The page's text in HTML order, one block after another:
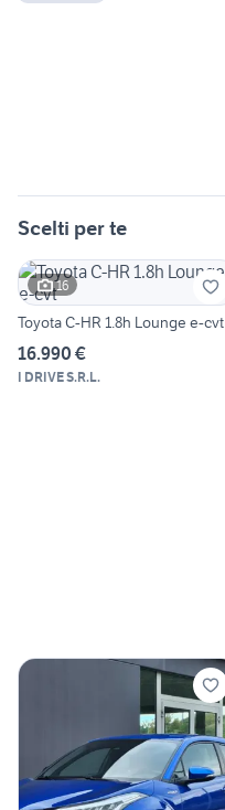
Scelti per te
16
Toyota C-HR 1.8h Lounge e-cvt
16.990 €
I DRIVE S.R.L.